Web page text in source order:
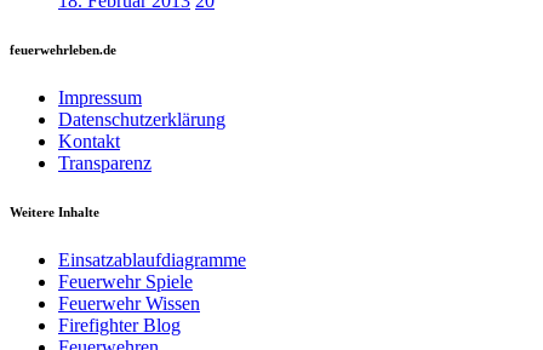
feuerwehrleben.de
Impressum
Datenschutzerklärung
Kontakt
Transparenz
Weitere Inhalte
Einsatzablaufdiagramme
Feuerwehr Spiele
Feuerwehr Wissen
Firefighter Blog